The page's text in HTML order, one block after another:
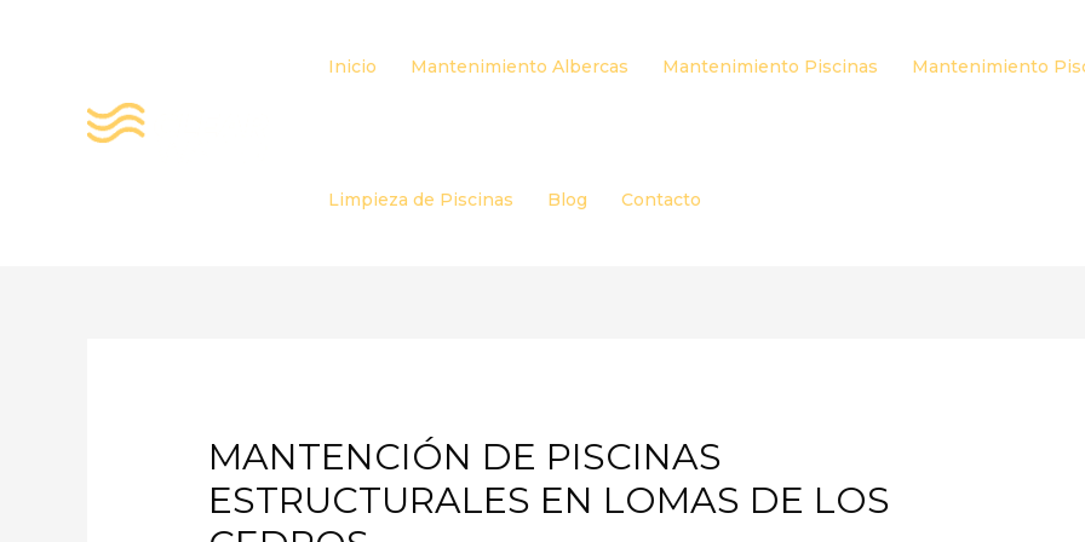
Inicio Mantenimiento Albercas Mantenimiento Piscinas Mantenimiento
Limpieza de Piscinas Blog Contacto
MANTENCIÓN DE PISCINAS
ESTRUCTURALES EN LOMAS DE LOS